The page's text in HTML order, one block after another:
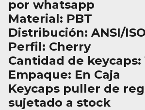
por whatsapp
Material: PBT
Distribución: ANSI/ISO
Perfil: Cherry
Cantidad de keycaps:
Empaque: En Caja
Keycaps puller de
sujetado a stock